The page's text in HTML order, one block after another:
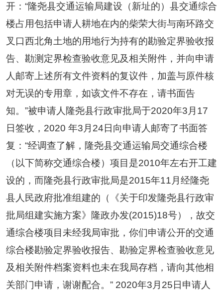
开：“隆尧县交通运输局建设（新址的）县交通综合
楼占用包括申请人耕地在内的柴荣大街与南环路交
叉口西北角土地的用地行为持有的勘验定界验收报
告、勘测定界检查验收意见及相关附件，并向申请
人邮寄上述所有文件资料的复议件，加盖与原件核
对无误的专用章，如该文件不存在，请书面告
知。”被申请人隆尧县行政审批局于2020年3月17
日签收，2020 年3月24日向申请人邮寄了书面答
复：“经调查了解，隆尧县交通运输局交通综合楼
（以下简称交通综合楼）项目是2010年左右开工建
设的，而隆尧县行政审批局是2015年11月经隆尧
县人民政府批准组建的（《关于印发隆尧县行政审
批局组建实施方案》隆政办发(2015)18号），故交
通综合楼项目未经我局审批，你们申请公开的交通
综合楼勘验定界验收报告、勘验定界检查验收意见
及相关附件档案资料也未在我局存档，请向其他相
关部门申请，谢谢配合。” 2020年3月25日申请人